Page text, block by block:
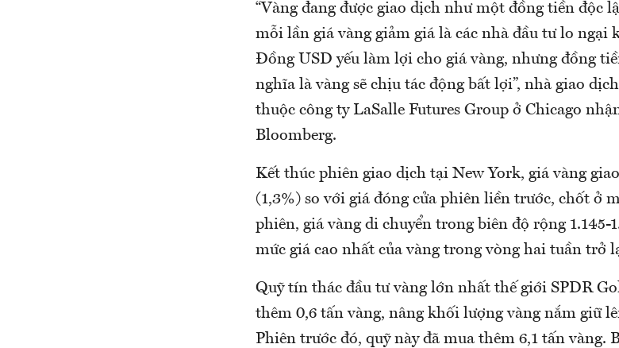
“Vàng đang được giao dịch như một đồng tiền độc
mỗi lần giá vàng giảm giá là các nhà đầu tư lo ngại
Đồng USD yếu làm lợi cho giá vàng, nhưng đồng
nghĩa là vàng sẽ chịu tác động bất lợi”, nhà giao
thuộc công ty LaSalle Futures Group ở Chicago
Bloomberg.
Kết thúc phiên giao dịch tại New York, giá vàng
(1,3%) so với giá đóng cửa phiên liền trước, chốt ở
phiên, giá vàng di chuyển trong biên độ rộng
mức giá cao nhất của vàng trong vòng hai tuần trở
Quỹ tín thác đầu tư vàng lớn nhất thế giới SPDR
thêm 0,6 tấn vàng, nâng khối lượng vàng nắm giữ
Phiên trước đó, quỹ này đã mua thêm 6,1 tấn vàng.